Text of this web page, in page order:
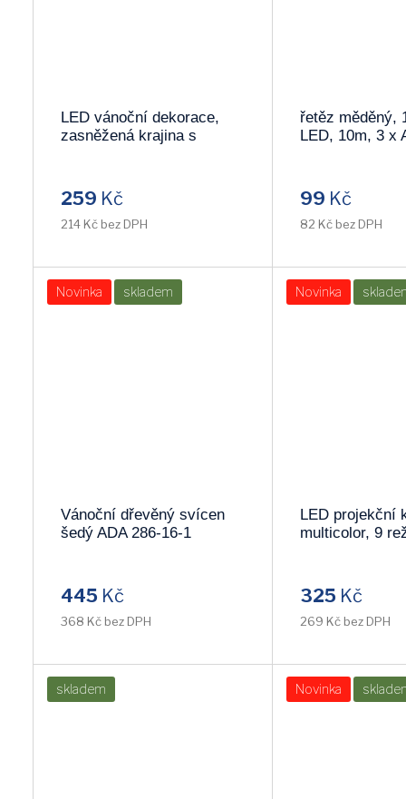
LED vánoční dekorace,
zasněžená krajina s
259 Kč
214 Kč bez DPH
řetěz měděný,
LED, 10m, 3 x
99 Kč
82 Kč bez DPH
Novinka skladem
Vánoční dřevěný svícen
šedý ADA 286-16-1
445 Kč
368 Kč bez DPH
Novinka
LED projekční
multicolor, 9
325 Kč
269 Kč bez DPH
skladem Novinka